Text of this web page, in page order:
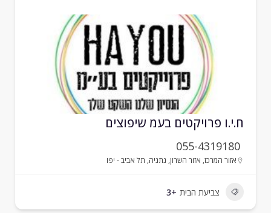
פרויקטים בעמ שיפוצים
055-4319180
אזור המרכז,אזור השרון,נתניה,תל אביב - יפו
צביעת הבית +3